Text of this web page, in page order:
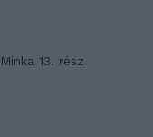
Minka 13. rész